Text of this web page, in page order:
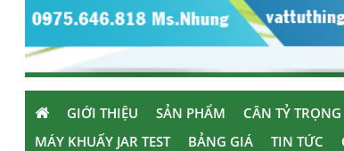
GIỚI THIỆU SẢN PHẨM CÂN TỶ TRỌNG
MÁY KHUẤY JAR TEST
BẢNG GIÁ TIN TỨC